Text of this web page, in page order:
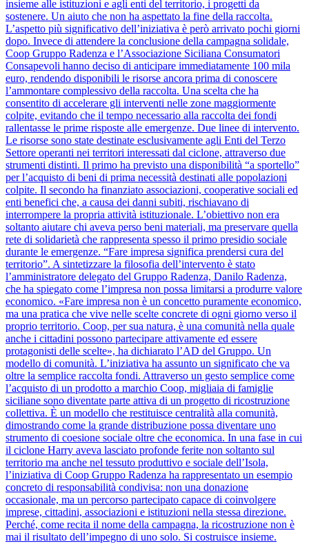
insieme alle istituzioni e agli enti del territorio, i progetti da
sostenere. Un aiuto che non ha aspettato la fine della raccolta.
L’aspetto più significativo dell’iniziativa è però arrivato pochi giorni
dopo. Invece di attendere la conclusione della campagna solidale,
Coop Gruppo Radenza e l’Associazione Siciliana Consumatori
Consapevoli hanno deciso di anticipare immediatamente 100 mila
euro, rendendo disponibili le risorse ancora prima di conoscere
l’ammontare complessivo della raccolta. Una scelta che ha
consentito di accelerare gli interventi nelle zone maggiormente
colpite, evitando che il tempo necessario alla raccolta dei fondi
rallentasse le prime risposte alle emergenze. Due linee di intervento.
Le risorse sono state destinate esclusivamente agli Enti del Terzo
Settore operanti nei territori interessati dal ciclone, attraverso due
strumenti distinti. Il primo ha previsto una disponibilità “a sportello”
per l’acquisto di beni di prima necessità destinati alle popolazioni
colpite. Il secondo ha finanziato associazioni, cooperative sociali ed
enti benefici che, a causa dei danni subiti, rischiavano di
interrompere la propria attività istituzionale. L’obiettivo non era
soltanto aiutare chi aveva perso beni materiali, ma preservare quella
rete di solidarietà che rappresenta spesso il primo presidio sociale
durante le emergenze. “Fare impresa significa prendersi cura del
territorio”. A sintetizzare la filosofia dell’intervento è stato
l’amministratore delegato del Gruppo Radenza, Danilo Radenza,
che ha spiegato come l’impresa non possa limitarsi a produrre valore
economico. «Fare impresa non è un concetto puramente economico,
ma una pratica che vive nelle scelte concrete di ogni giorno verso il
proprio territorio. Coop, per sua natura, è una comunità nella quale
anche i cittadini possono partecipare attivamente ed essere
protagonisti delle scelte», ha dichiarato l’AD del Gruppo. Un
modello di comunità. L’iniziativa ha assunto un significato che va
oltre la semplice raccolta fondi. Attraverso un gesto semplice come
l’acquisto di un prodotto a marchio Coop, migliaia di famiglie
siciliane sono diventate parte attiva di un progetto di ricostruzione
collettiva. È un modello che restituisce centralità alla comunità,
dimostrando come la grande distribuzione possa diventare uno
strumento di coesione sociale oltre che economica. In una fase in cui
il ciclone Harry aveva lasciato profonde ferite non soltanto sul
territorio ma anche nel tessuto produttivo e sociale dell’Isola,
l’iniziativa di Coop Gruppo Radenza ha rappresentato un esempio
concreto di responsabilità condivisa: non una donazione
occasionale, ma un percorso partecipato capace di coinvolgere
imprese, cittadini, associazioni e istituzioni nella stessa direzione.
Perché, come recita il nome della campagna, la ricostruzione non è
mai il risultato dell’impegno di uno solo. Si costruisce insieme.